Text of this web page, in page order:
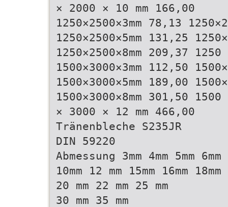
× 2000 × 10 mm 166,00
1250×2500×3mm 78,13
1250×2500×5mm 131,25
1250×2500×8mm 209,37
1500×3000×3mm 112,50
1500×3000×5mm 189,00
1500×3000×8mm 301,50
× 3000 × 12 mm 466,00
Tränenbleche S235JR
DIN 59220
Abmessung 3mm 4mm 5mm 6mm
10mm 12 mm 15mm 16mm 18mm
20 mm 22 mm 25 mm
30 mm 35 mm